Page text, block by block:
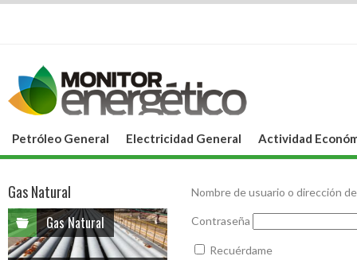
Petróleo General Electricidad General Actividad
Nombre de usuario o dirección
Contraseña
Recuérdame
Gas Natural
Gas Natural